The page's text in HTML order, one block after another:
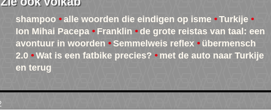
shampoo alle woorden die eindigen op isme
Turkije
Ion Mihai Pacepa
Franklin
de grote reistas van taal: een
avontuur in woorden
Semmelweis reflex
übermensch
2.0
Wat is een fatbike precies?
met de auto naar Turkije
en terug